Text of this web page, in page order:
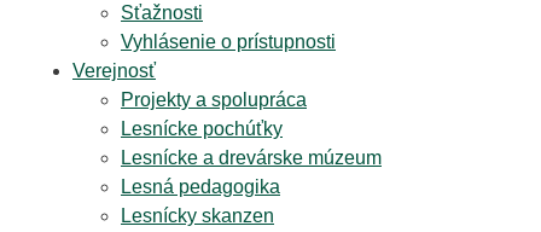
Sťažnosti
Vyhlásenie o prístupnosti
Verejnosť
Projekty a spolupráca
Lesnícke pochúťky
Lesnícke a drevárske múzeum
Lesná pedagogika
Lesnícky skanzen